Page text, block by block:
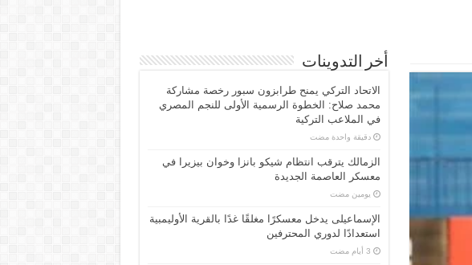
أخر التدوينات
الاتحاد التركي يمنح طرابزون سبور رخصة مشاركة
محمد صلاح: الخطوة الرسمية الأولى للنجم المصري
في الملاعب التركية
‏دقيقة واحدة مضت
الزمالك يترقب انتظام شيكو بانزا وخوان بيزيرا في
معسكر العاصمة الجديدة
‏يومين مضت
الإسماعیلی یدخل معسكرًا مغلقًا غدًا بالقرية الأوليمبية
استعدادًا لدوري المحترفين